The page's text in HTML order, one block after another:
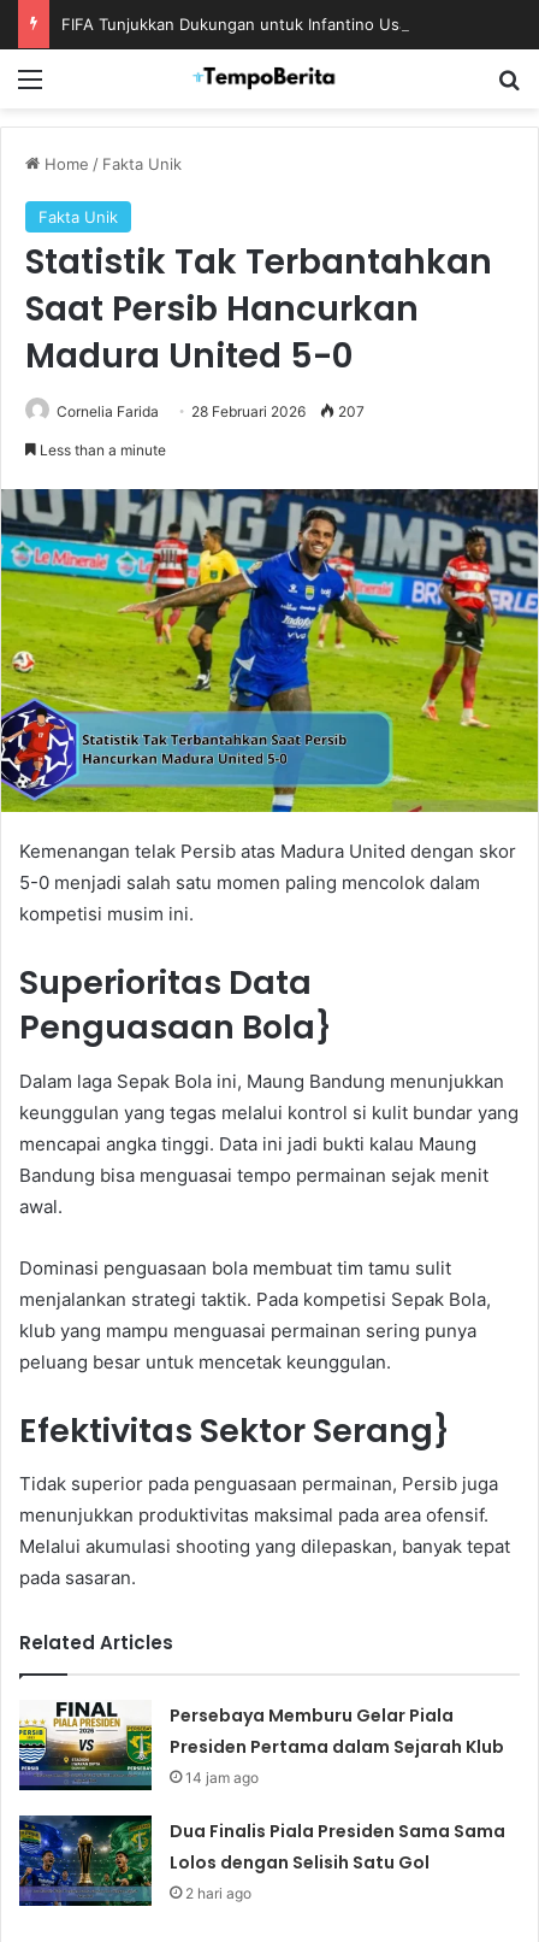
Home / Fakta Unik
Fakta Unik
Statistik Tak Terbantahkan
Saat Persib Hancurkan
Madura United 5-0
Cornelia Farida 28 Februari 2026 207
Less than a minute
Kemenangan telak Persib atas Madura United dengan skor
5-0 menjadi salah satu momen paling mencolok dalam
kompetisi musim ini.
Superioritas Data
Penguasaan Bola}
Dalam laga Sepak Bola ini, Maung Bandung menunjukkan
keunggulan yang tegas melalui kontrol si kulit bundar yang
mencapai angka tinggi. Data ini jadi bukti kalau Maung
Bandung bisa menguasai tempo permainan sejak menit
awal.
Dominasi penguasaan bola membuat tim tamu sulit
menjalankan strategi taktik. Pada kompetisi Sepak Bola,
klub yang mampu menguasai permainan sering punya
peluang besar untuk mencetak keunggulan.
Efektivitas Sektor Serang}
Tidak superior pada penguasaan permainan, Persib juga
menunjukkan produktivitas maksimal pada area ofensif.
Melalui akumulasi shooting yang dilepaskan, banyak tepat
pada sasaran.
Related Articles
Persebaya Memburu Gelar Piala
Presiden Pertama dalam Sejarah Klub
14 jam ago
Dua Finalis Piala Presiden Sama Sama
Lolos dengan Selisih Satu Gol
2 hari ago